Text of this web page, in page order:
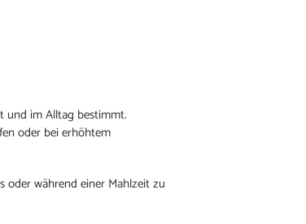
und im Alltag bestimmt.
oder bei erhöhtem
oder während einer Mahlzeit zu